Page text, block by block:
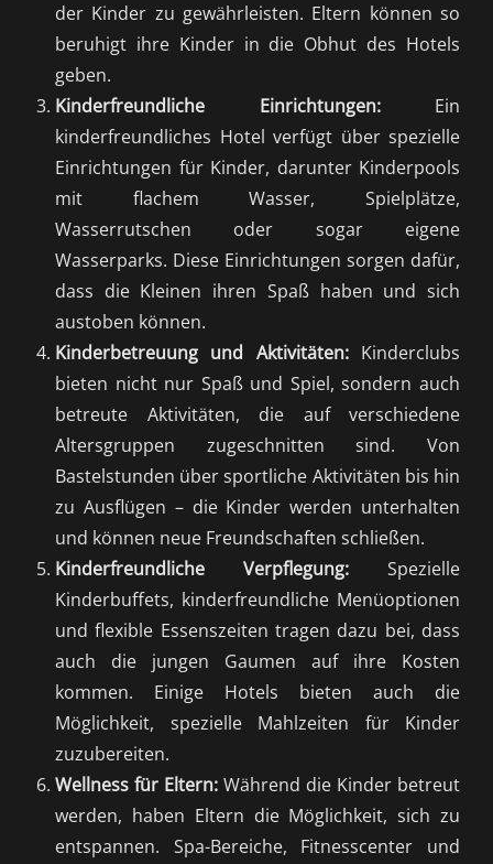
der Kinder zu gewährleisten. Eltern können so
beruhigt ihre Kinder in die Obhut des Hotels
geben.
Kinderfreundliche Einrichtungen:Ein
kinderfreundliches Hotel verfügt über spezielle
Einrichtungen für Kinder, darunter Kinderpools
mit flachem Wasser, Spielplätze,
Wasserrutschen oder sogar eigene
Wasserparks. Diese Einrichtungen sorgen dafür,
dass die Kleinen ihren Spaß haben und sich
austoben können.
Kinderbetreuung und Aktivitäten:Kinderclubs
bieten nicht nur Spaß und Spiel, sondern auch
betreute Aktivitäten, die auf verschiedene
Altersgruppen zugeschnitten sind. Von
Bastelstunden über sportliche Aktivitäten bis hin
zu Ausflügen – die Kinder werden unterhalten
und können neue Freundschaften schließen.
Kinderfreundliche Verpflegung: Spezielle
Kinderbuffets, kinderfreundliche Menüoptionen
und flexible Essenszeiten tragen dazu bei, dass
auch die jungen Gaumen auf ihre Kosten
kommen. Einige Hotels bieten auch die
Möglichkeit, spezielle Mahlzeiten für Kinder
zuzubereiten.
Wellness für Eltern: Während die Kinder betreut
werden, haben Eltern die Möglichkeit, sich zu
entspannen. Spa-Bereiche, Fitnesscenter und